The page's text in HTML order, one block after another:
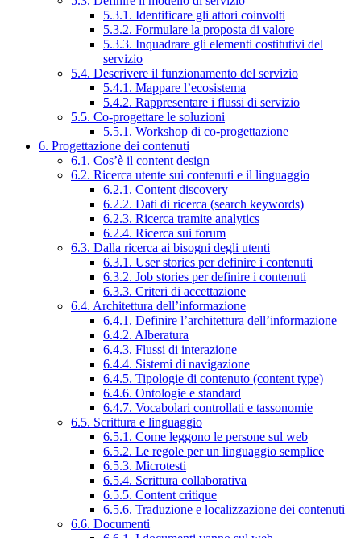
5.3.1. Identificare gli attori coinvolti
5.3.2. Formulare la proposta di valore
5.3.3. Inquadrare gli elementi costitutivi del
servizio
5.4. Descrivere il funzionamento del servizio
5.4.1. Mappare l’ecosistema
5.4.2. Rappresentare i flussi di servizio
5.5. Co-progettare le soluzioni
5.5.1. Workshop di co-progettazione
6. Progettazione dei contenuti
6.1. Cos’è il content design
6.2. Ricerca utente sui contenuti e il linguaggio
6.2.1. Content discovery
6.2.2. Dati di ricerca (search keywords)
6.2.3. Ricerca tramite analytics
6.2.4. Ricerca sui forum
6.3. Dalla ricerca ai bisogni degli utenti
6.3.1. User stories per definire i contenuti
6.3.2. Job stories per definire i contenuti
6.3.3. Criteri di accettazione
6.4. Architettura dell’informazione
6.4.1. Definire l’architettura dell’informazione
6.4.2. Alberatura
6.4.3. Flussi di interazione
6.4.4. Sistemi di navigazione
6.4.5. Tipologie di contenuto (content type)
6.4.6. Ontologie e standard
6.4.7. Vocabolari controllati e tassonomie
6.5. Scrittura e linguaggio
6.5.1. Come leggono le persone sul web
6.5.2. Le regole per un linguaggio semplice
6.5.3. Microtesti
6.5.4. Scrittura collaborativa
6.5.5. Content critique
6.5.6. Traduzione e localizzazione dei contenuti
6.6. Documenti